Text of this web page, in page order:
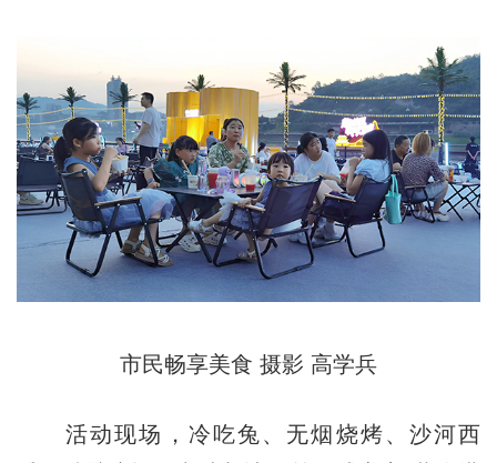
市民畅享美食 摄影 高学兵
活动现场，冷吃兔、无烟烧烤、沙河西